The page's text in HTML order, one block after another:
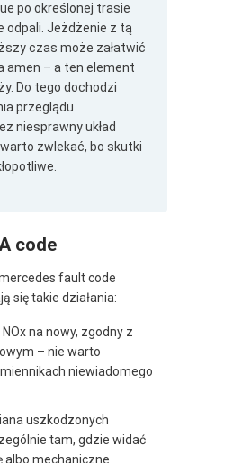
po określonej trasie
odpali. Jeżdżenie z tą
czas może załatwić
amen – a ten element
Do tego dochodzi
przeglądu
niesprawny układ
zwlekać, bo skutki
code
fault code
się takie działania:
na nowy, zgodny z
– nie warto
niewiadomego
uszkodzonych
tam, gdzie widać
albo mechaniczne